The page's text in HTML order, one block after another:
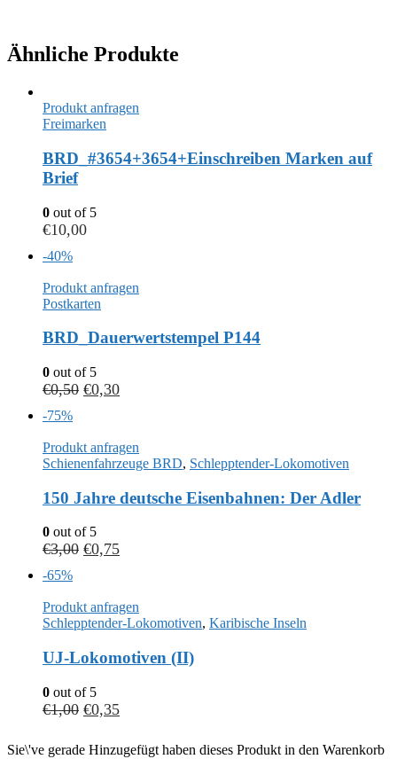
Ähnliche Produkte
Produkt anfragen
Freimarken
BRD_#3654+3654+Einschreiben Marken auf
Brief
0 out of 5
€10,00
-40%
Produkt anfragen
Postkarten
BRD_Dauerwertstempel P144
0 out of 5
€0,50 €0,30
-75%
Produkt anfragen
Schienenfahrzeuge BRD, Schlepptender-Lokomotiven
150 Jahre deutsche Eisenbahnen: Der Adler
0 out of 5
€3,00 €0,75
-65%
Produkt anfragen
Schlepptender-Lokomotiven, Karibische Inseln
UJ-Lokomotiven (II)
0 out of 5
€1,00 €0,35
Sie\'ve gerade Hinzugefügt haben dieses Produkt in den Warenkorb